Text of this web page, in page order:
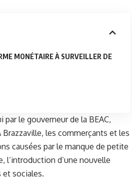
MONÉTAIRE À SURVEILLER DE
le gouverneur de la BEAC,
les commerçants et les
causées par le manque de petite
l’introduction d’une nouvelle
et sociales.